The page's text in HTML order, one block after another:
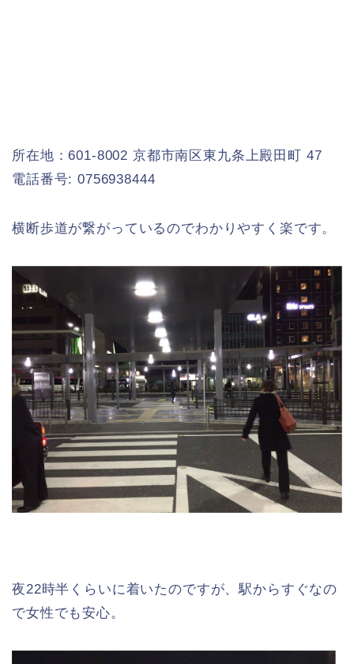
所在地：601-8002 京都市南区東九条上殿田町 47
電話番号: 0756938444
横断歩道が繋がっているのでわかりやすく楽です。
夜22時半くらいに着いたのですが、駅からすぐなの
で女性でも安心。